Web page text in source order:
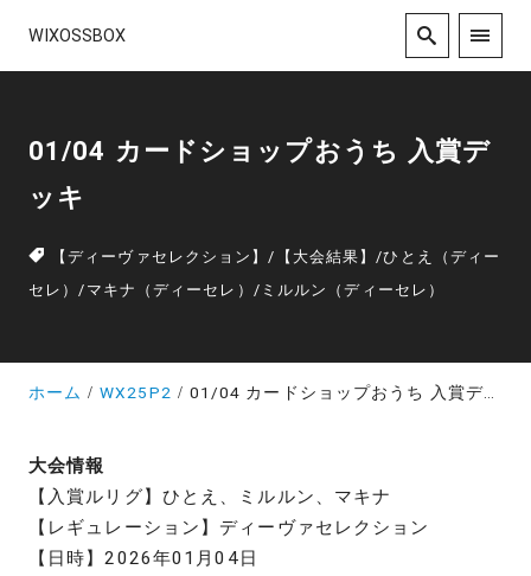
WIXOSSBOX
01/04 カードショップおうち 入賞デ
ッキ
【ディーヴァセレクション】/ 【大会結果】/ひとえ（ディー
セレ）/ マキナ（ディーセレ） / ミルルン（ディーセレ）
ホーム WX25P2 01/04 カードショップおうち 入賞デッキ
大会情報
【入賞ルリグ】ひとえ、ミルルン、マキナ
【レギュレーション】ディーヴァセレクション
【日時】2026年01月04日